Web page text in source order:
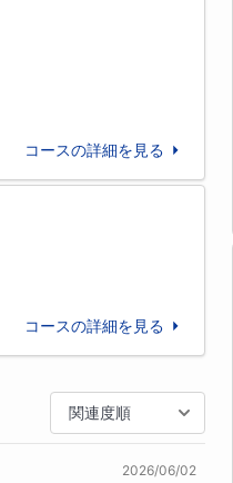
が利く形で身につけ
格のために
解説が最も丁寧に整理
います。
コースの詳細を見る
コースの詳細を見る
関連度順
2026/06/02